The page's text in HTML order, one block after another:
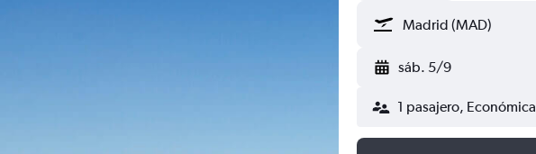
sáb. 5/9
1 pasajero, Económica